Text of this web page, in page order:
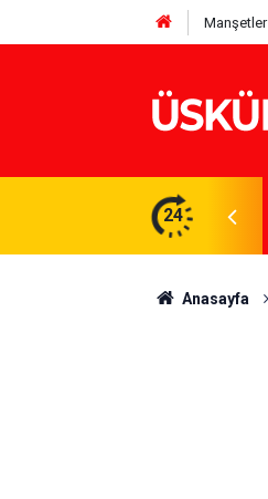
Manşetler
24
Anasayfa